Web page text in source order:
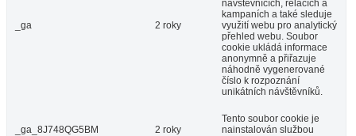
_ga 2 roky
návštěvnících, relacích a
kampaních a také sleduje
využití webu pro analytický
přehled webu. Soubor
cookie ukládá informace
anonymně a přiřazuje
náhodně vygenerované
číslo k rozpoznání
unikátních návštěvníků.
_ga_8J748QG5BM 2 roky
Tento soubor cookie je
nainstalován službou